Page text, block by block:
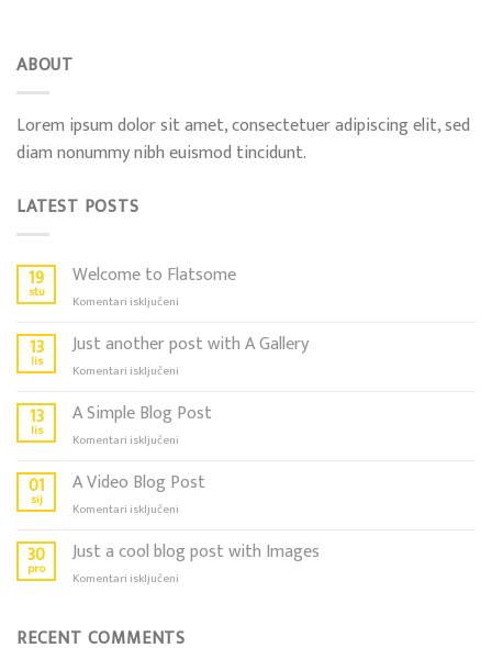
ABOUT
Lorem ipsum dolor sit amet, consectetuer adipiscing elit, sed
diam nonummy nibh euismod tincidunt.
LATEST POSTS
19
stu
Welcome to Flatsome
Komentari isključeni
to
Flatsome
13
lis
Just another post with A Gallery
Komentari isključeni
another
post
Gallery
13
lis
A Simple Blog Post
Komentari isključeni
Simple
Blog
01
sij
A Video Blog Post
Komentari isključeni
Video
Blog
30
pro
Just a cool blog post with Images
Komentari isključeni
cool
RECENT COMMENTS